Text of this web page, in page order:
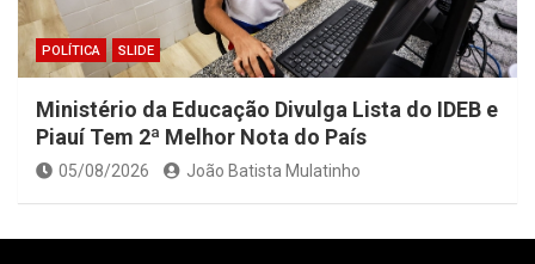
POLÍTICA SLIDE
Ministério da Educação Divulga Lista do IDEB e
Piauí Tem 2ª Melhor Nota do País
05/08/2026 João Batista Mulatinho